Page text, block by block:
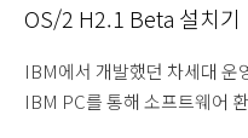
OS/2 H2.1 Beta 설치기
IBM에서 개발했던 차세대
IBM PC를 통해 소프트웨어